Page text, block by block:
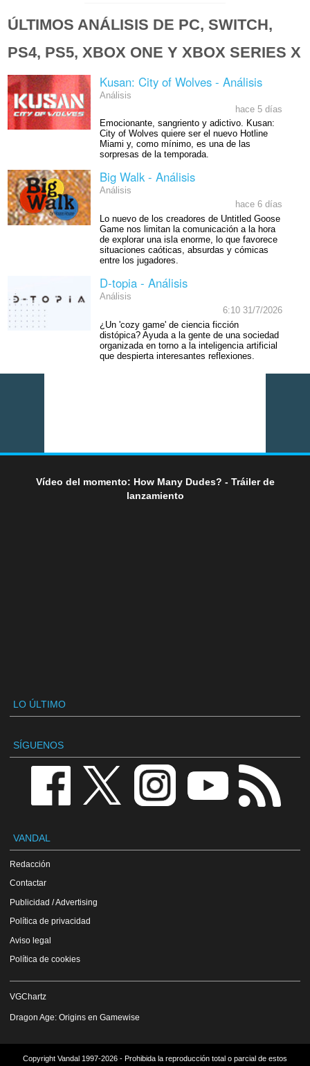
ÚLTIMOS ANÁLISIS DE PC, SWITCH,
PS4, PS5, XBOX ONE Y XBOX SERIES X
Kusan: City of Wolves - Análisis
Análisis
hace 5 días
Emocionante, sangriento y adictivo. Kusan:
City of Wolves quiere ser el nuevo Hotline
Miami y, como mínimo, es una de las
sorpresas de la temporada.
Big Walk - Análisis
Análisis
hace 6 días
Lo nuevo de los creadores de Untitled Goose
Game nos limitan la comunicación a la hora
de explorar una isla enorme, lo que favorece
situaciones caóticas, absurdas y cómicas
entre los jugadores.
D-topia - Análisis
Análisis
6:10 31/7/2026
¿Un 'cozy game' de ciencia ficción
distópica? Ayuda a la gente de una sociedad
organizada en torno a la inteligencia artificial
que despierta interesantes reflexiones.
Vídeo del momento: How Many Dudes? - Tráiler de
lanzamiento
LO ÚLTIMO
SÍGUENOS
VANDAL
Redacción
Contactar
Publicidad / Advertising
Política de privacidad
Aviso legal
Política de cookies
VGChartz
Dragon Age: Origins en Gamewise
Copyright Vandal 1997-2026 - Prohibida la reproducción total o parcial de estos